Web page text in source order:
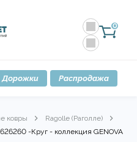
0
Дорожки Распродажа
ковры
Ragolle (Раголле)
-Круг - коллекция GENOVA